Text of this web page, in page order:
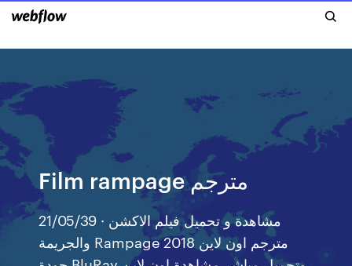
Film rampage مترجم
21/05/39 · مشاهدة و تحميل فيلم الاكشن
والجريمة Rampage 2018 مترجم اون لاين